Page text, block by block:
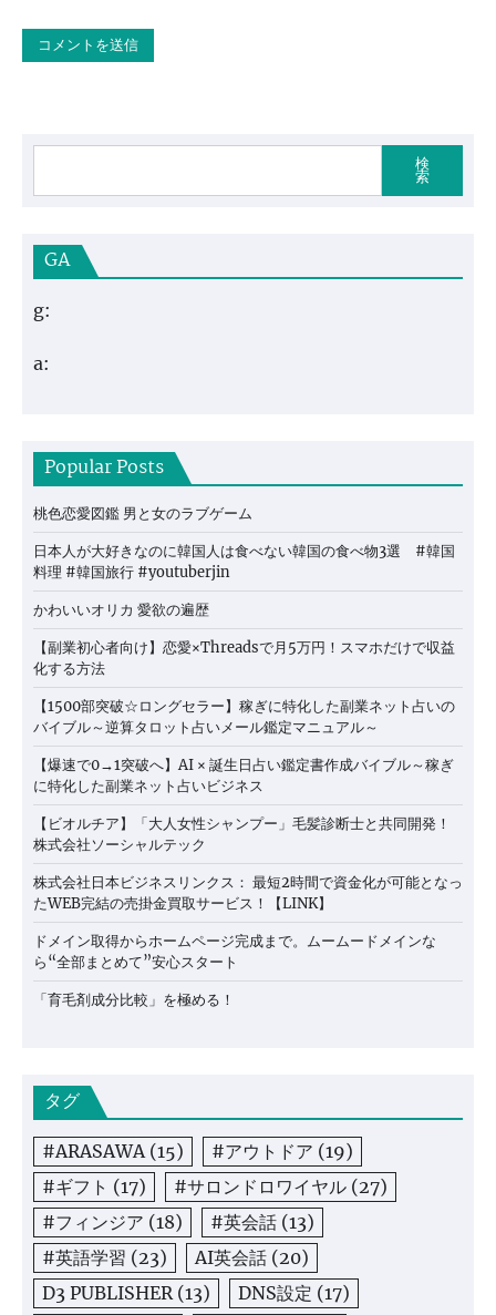
検
索
GA
g:
a:
Popular Posts
桃色恋愛図鑑 男と女のラブゲーム
日本人が大好きなのに韓国人は食べない韓国の食べ物3選 #韓国
料理 #韓国旅行 #youtuberjin
かわいいオリカ 愛欲の遍歴
【副業初心者向け】恋愛×Threadsで月5万円！スマホだけで収益
化する方法
【1500部突破☆ロングセラー】稼ぎに特化した副業ネット占いの
バイブル～逆算タロット占いメール鑑定マニュアル～
【爆速で0→1突破へ】AI × 誕生日占い鑑定書作成バイブル～稼ぎ
に特化した副業ネット占いビジネス
【ビオルチア】「大人女性シャンプー」毛髪診断士と共同開発！
株式会社ソーシャルテック
株式会社日本ビジネスリンクス： 最短2時間で資金化が可能となっ
たWEB完結の売掛金買取サービス！【LINK】
ドメイン取得からホームページ完成まで。ムームードメインな
ら“全部まとめて”安心スタート
「育毛剤成分比較」を極める！
タグ
#ARASAWA (15) #アウトドア (19)
#ギフト (17) #サロンドロワイヤル (27)
#フィンジア (18) #英会話 (13)
#英語学習 (23) AI英会話 (20)
D3 PUBLISHER (13) DNS設定 (17)